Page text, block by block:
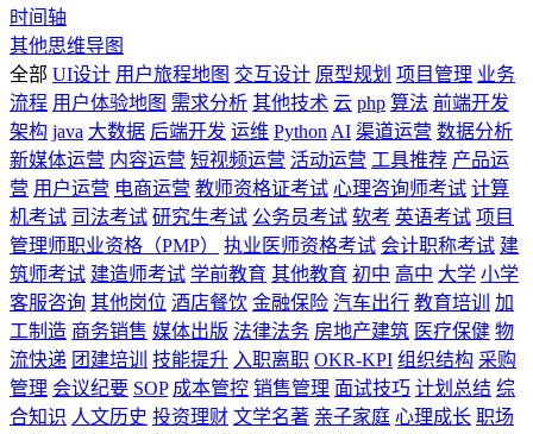
时间轴
其他思维导图
全部 UI设计 用户旅程地图 交互设计 原型规划 项目管理 业务
流程 用户体验地图 需求分析 其他技术 云 php 算法 前端开发
架构 java 大数据 后端开发 运维 Python AI 渠道运营 数据分析
新媒体运营 内容运营 短视频运营 活动运营 工具推荐 产品运
营 用户运营 电商运营 教师资格证考试 心理咨询师考试 计算
机考试 司法考试 研究生考试 公务员考试 软考 英语考试 项目
管理师职业资格（PMP）
执业医师资格考试 会计职称考试 建
筑师考试 建造师考试 学前教育 其他教育 初中 高中 大学 小学
客服咨询 其他岗位 酒店餐饮 金融保险 汽车出行 教育培训
加
工制造 商务销售 媒体出版 法律法务 房地产建筑 医疗保健 物
流快递 团建培训 技能提升 入职离职 OKR-KPI 组织结构 采购
管理 会议纪要 SOP 成本管控 销售管理 面试技巧 计划总结 综
合知识 人文历史 投资理财 文学名著 亲子家庭 心理成长 职场